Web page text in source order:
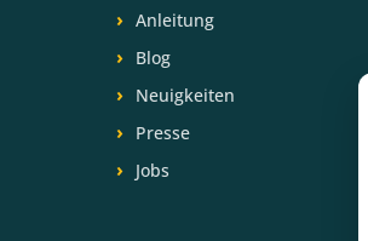
Anleitung
Blog
Neuigkeiten
Presse
Jobs